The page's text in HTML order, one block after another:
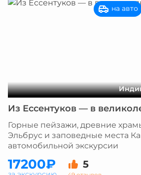
на авто
Из Ессентуков — в
Горные пейзажи, древние
Эльбрус и заповедные места
автомобильной экскурсии
17200₽ 5